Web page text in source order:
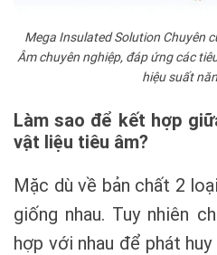
Mega Insulated Solution Chuyên
Âm chuyên nghiệp, đáp ứng các
hiệu suất
Làm sao để kết hợp
vật liệu tiêu âm?
Mặc dù về bản chất 2
giống nhau. Tuy nhiên
hợp với nhau để phát